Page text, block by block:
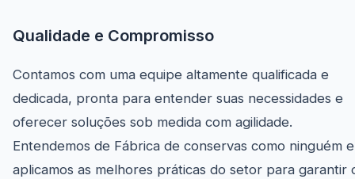
Qualidade e Compromisso
Contamos com uma equipe altamente qualificada e
dedicada, pronta para entender suas necessidades e
oferecer soluções sob medida com agilidade.
Entendemos de Fábrica de conservas como ninguém e
aplicamos as melhores práticas do setor para garantir